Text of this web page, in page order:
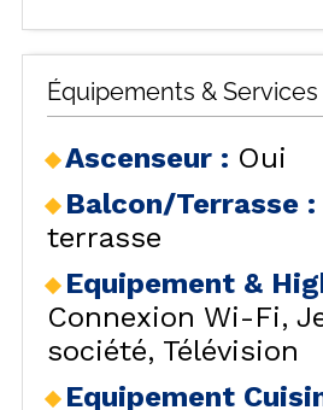
Équipements & Services
Ascenseur : Oui
Balcon/Terrasse :
terrasse
Equipement &
Connexion Wi-Fi
société Télévision
Equipement